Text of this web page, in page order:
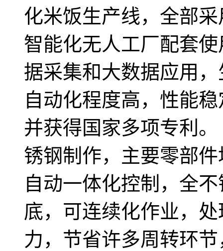
化米饭生产线，全部
智能化无人工厂配套
据采集和大数据应用
自动化程度高，性能
并获得国家多项专利
锈钢制作，主要零部
自动一体化控制，全
底，可连续化作业，
力，节省许多周转环